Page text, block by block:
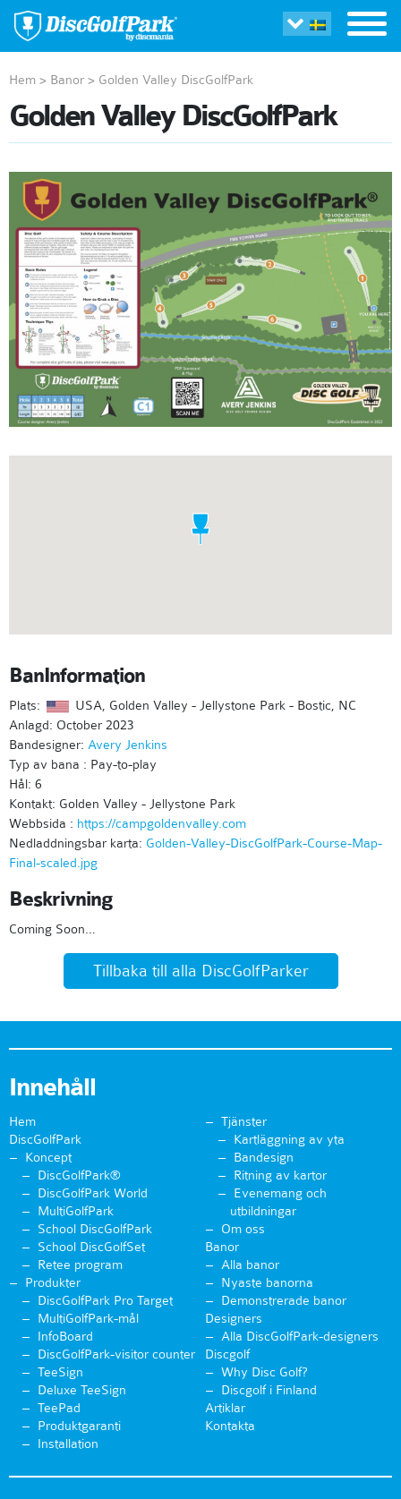
Hem > Banor > Golden Valley DiscGolfPark
Golden Valley DiscGolfPark
BanInformation
Plats:
USA, Golden Valley - Jellystone Park - Bostic, NC
Anlagd: October 2023
Bandesigner: Avery Jenkins
Typ av bana : Pay-to-play
Hål: 6
Kontakt: Golden Valley - Jellystone Park
Webbsida : https://campgoldenvalley.com
Nedladdningsbar karta: Golden-Valley-DiscGolfPark-Course-Map-
Final-scaled.jpg
Beskrivning
Coming Soon…
Tillbaka till alla DiscGolfParker
Innehåll
Hem
DiscGolfPark
Koncept
DiscGolfPark®
DiscGolfPark World
MultiGolfPark
School DiscGolfPark
School DiscGolfSet
Retee program
Produkter
DiscGolfPark Pro Target
MultiGolfPark-mål
InfoBoard
DiscGolfPark-visitor counter
TeeSign
Deluxe TeeSign
TeePad
Produktgaranti
Installation
Tjänster
Kartläggning av yta
Bandesign
Ritning av kartor
Evenemang och
utbildningar
Om oss
Banor
Alla banor
Nyaste banorna
Demonstrerade banor
Designers
Alla DiscGolfPark-designers
Discgolf
Why Disc Golf?
Discgolf i Finland
Artiklar
Kontakta